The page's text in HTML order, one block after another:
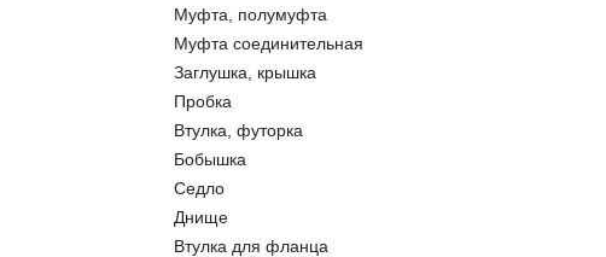
Муфта, полумуфта
Муфта соединительная
Заглушка, крышка
Пробка
Втулка, футорка
Бобышка
Седло
Днище
Втулка для фланца